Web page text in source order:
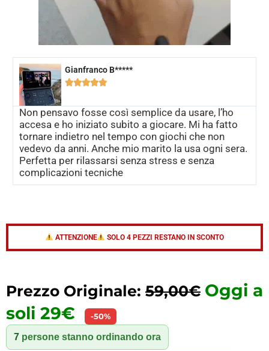
Gianfranco B*****

Non pensavo fosse così semplice da usare, l’ho
accesa e ho iniziato subito a giocare. Mi ha fatto
tornare indietro nel tempo con giochi che non
vedevo da anni. Anche mio marito la usa ogni sera.
Perfetta per rilassarsi senza stress e senza
complicazioni tecniche
ATTENZIONE SOLO 4 PEZZI RESTANO IN SCONTO
Prezzo Originale: 59,00€ Oggi a
soli 29€
-50%
7 persone stanno ordinando ora